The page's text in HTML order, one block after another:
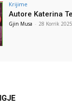
Krijime
Autore Katerina
Gjin Musa - 28 Korrik 2025